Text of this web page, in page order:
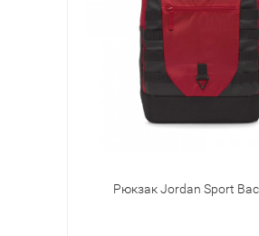
Рюкзак Jordan Sport